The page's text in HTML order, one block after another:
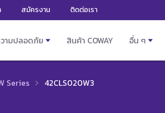
สมัครงาน ติดต่อเรา
ามปลอดภัย สินค้า COWAY อื่น ๆ
Series 42CLS020W3